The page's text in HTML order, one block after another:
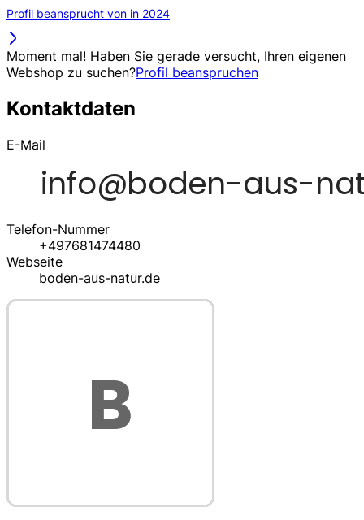
Profil beansprucht von in 2024
Moment mal! Haben Sie gerade versucht, Ihren eigenen
Webshop zu suchen?Profil beanspruchen
Kontaktdaten
E-Mail
Telefon-Nummer
+497681474480
Webseite
boden-aus-natur.de